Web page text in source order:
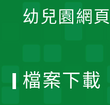
幼兒園網頁
檔案下載